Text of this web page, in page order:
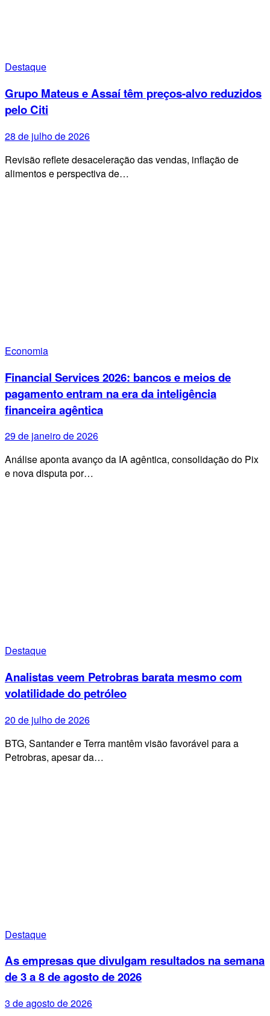
Destaque
Grupo Mateus e Assaí têm preços-alvo reduzidos
pelo Citi
28 de julho de 2026
Revisão reflete desaceleração das vendas, inflação de
alimentos e perspectiva de…
Economia
Financial Services 2026: bancos e meios de
pagamento entram na era da inteligência
financeira agêntica
29 de janeiro de 2026
Análise aponta avanço da IA agêntica, consolidação do Pix
e nova disputa por…
Destaque
Analistas veem Petrobras barata mesmo com
volatilidade do petróleo
20 de julho de 2026
BTG, Santander e Terra mantêm visão favorável para a
Petrobras, apesar da…
Destaque
As empresas que divulgam resultados na semana
de 3 a 8 de agosto de 2026
3 de agosto de 2026